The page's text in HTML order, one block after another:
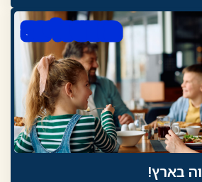
נופש ולינה
בארץ!